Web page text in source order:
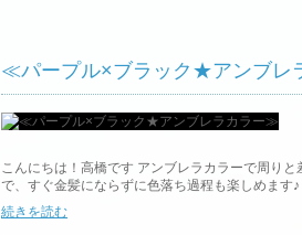
≪パープル×ブラック★アンブレ
こんにちは！高橋です アンブレラカラーで周り
で、すぐ金髪にならずに色落ち過程も楽しめま
続きを読む